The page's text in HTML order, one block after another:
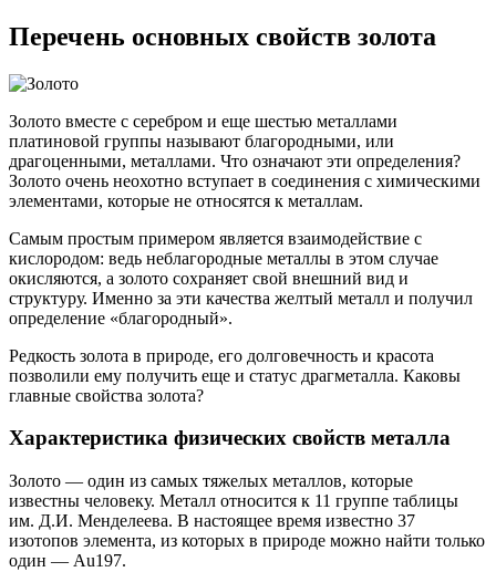
Перечень основных свойств золота
Золото вместе с серебром и еще шестью металлами
платиновой группы называют благородными, или
драгоценными, металлами. Что означают эти определения?
Золото очень неохотно вступает в соединения с химическими
элементами, которые не относятся к металлам.
Самым простым примером является взаимодействие с
кислородом: ведь неблагородные металлы в этом случае
окисляются, а золото сохраняет свой внешний вид и
структуру. Именно за эти качества желтый металл и получил
определение «благородный».
Редкость золота в природе, его долговечность и красота
позволили ему получить еще и статус драгметалла. Каковы
главные свойства золота?
Характеристика физических свойств металла
Золото — один из самых тяжелых металлов, которые
известны человеку. Металл относится к 11 группе таблицы
им. Д.И. Менделеева. В настоящее время известно 37
изотопов элемента, из которых в природе можно найти только
один — Au197.